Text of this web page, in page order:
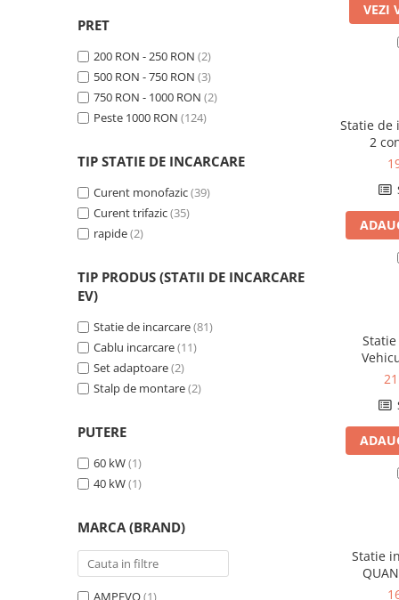
Controlere solare
Sisteme de stocare energie
Pachete complete stocare energie
Sisteme de Stocare Comerciale
Sisteme fotovoltaice complete
Sisteme fotovoltaice de putere
Sisteme fotovoltaice profesionale
Pachete sisteme fotovoltaice
Statii de incarcare vehicule
Statii de incarcare
Cabluri de incarcare vehicule
NGT
Plugpoint
(2)
Ratio(5)
Ratio Electric BV(15)
Rolec
(33)
PRET
200 RON - 250 RON (2)
500 RON - 750 RON (3)
750 RON - 1000 RON (2)
Peste 1000 RON (124)
TIP STATIE DE INCARCARE
Curent monofazic(39)
Curent trifazic(35)
rapide(2)
TIP PRODUS (STATII DE INCARCARE
EV)
Statie de incarcare(81)
Cablu incarcare(11)
Set adaptoare(2)
Stalp de montare(2)
PUTERE
60 kW(1)
40 kW(1)
MARCA (BRAND)
AMPEVO(1)
VEZI
Statie de
2
Statie